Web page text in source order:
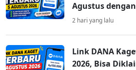
Agustus
2 hari yang lalu
Link DANA
2026, Bisa